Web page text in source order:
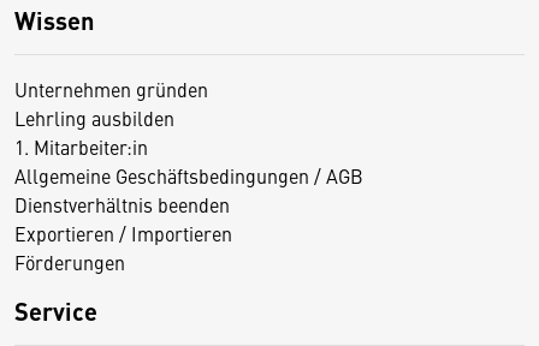
Wissen
Unternehmen gründen
Lehrling ausbilden
1. Mitarbeiter:in
Allgemeine Geschäftsbedingungen / AGB
Dienstverhältnis beenden
Exportieren / Importieren
Förderungen
Service